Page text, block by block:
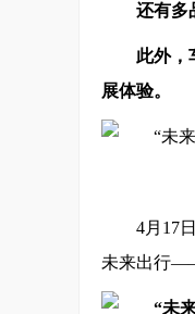
还有多
此外，
展体验。
4月17
未来出行